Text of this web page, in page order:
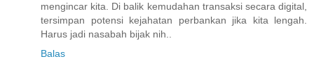
mengincar kita. Di balik kemudahan transaksi secara digital,
tersimpan potensi kejahatan perbankan jika kita lengah.
Harus jadi nasabah bijak nih..
Balas